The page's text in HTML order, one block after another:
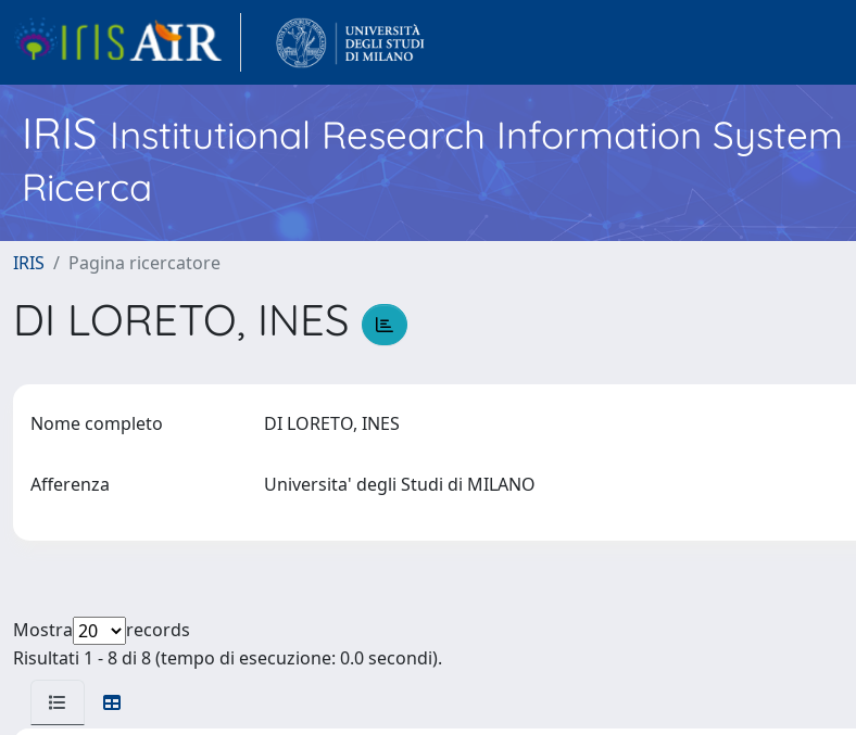
IRISInstitutional Research Information System
Ricerca
IRIS Pagina ricercatore
DI LORETO, INES
Nome completo DI LORETO, INES
Afferenza Universita' degli Studi di MILANO
Mostra
records
Risultati 1 - 8 di 8 (tempo di esecuzione: 0.0 secondi).